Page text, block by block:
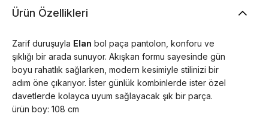
Ürün Özellikleri
Zarif duruşuyla Elan bol paça pantolon, konforu ve
şıklığı bir arada sunuyor. Akışkan formu sayesinde gün
boyu rahatlık sağlarken, modern kesimiyle stilinizi bir
adım öne çıkarıyor. İster günlük kombinlerde ister özel
davetlerde kolayca uyum sağlayacak şık bir parça.
ürün boy: 108 cm